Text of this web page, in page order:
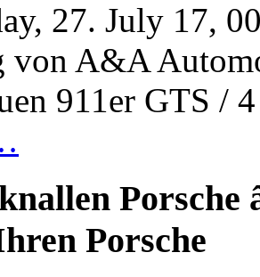
27. July 17,
von A&A
911er GTS /
Porsche
Porsche